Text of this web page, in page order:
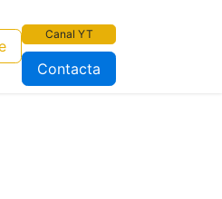
Canal YT
Contacta